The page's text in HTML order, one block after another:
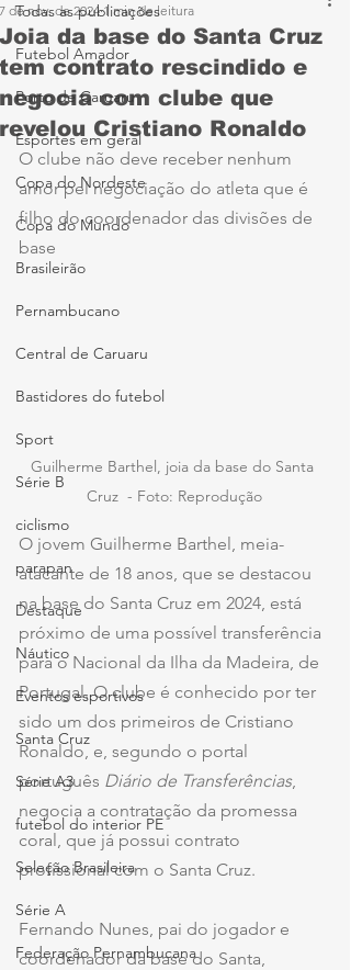
Todas as publicações
Futebol Amador
Porto de Caruaru
Esportes em geral
Copa do Nordeste
Copa do Mundo
Brasileirão
Pernambucano
Central de Caruaru
Bastidores do futebol
Sport
Série B
ciclismo
parapan
Destaque
Náutico
Eventos esportivos
Santa Cruz
Série A3
futebol do interior PE
Seleção Brasileira
Série A
Federação Pernambucana
Joia da base do Santa Cruz
tem contrato rescindido e
negocia com clube que
revelou Cristiano Ronaldo
7 de nov. de 2024 1 min de leitura
O clube não deve receber nenhum
amor pel negociação do atleta que é
filho do coordenador das divisões de
base
Guilherme Barthel, joia da base do Santa
Cruz  - Foto: Reprodução
O jovem Guilherme Barthel, meia-
atacante de 18 anos, que se destacou
na base do Santa Cruz em 2024, está
próximo de uma possível transferência
para o Nacional da Ilha da Madeira, de
Portugal. O clube é conhecido por ter
sido um dos primeiros de Cristiano
Ronaldo, e, segundo o portal
português Diário de Transferências,
negocia a contratação da promessa
coral, que já possui contrato
profissional com o Santa Cruz.
Fernando Nunes, pai do jogador e
coordenador da base do Santa,